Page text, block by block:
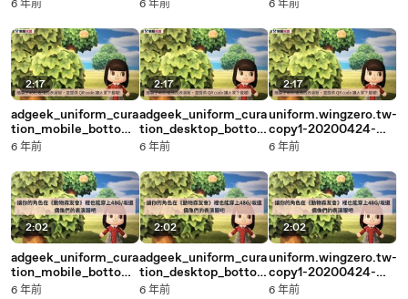
6 年前
2:17
adgeek_uniform_cura
tion_mobile_bottom-
copy1-20200424-
6 年前
2:02
adgeek_uniform_cura
tion_mobile_bottom-
copy1-20200424-
6 年前
6 年前
2:17
adgeek_uniform_cura
tion_desktop_botto
m-copy1-20200424-
6 年前
2:02
adgeek_uniform_cura
tion_desktop_botto
m-copy1-20200424-
6 年前
6 年前
2:17
uniform.wingzero.tw-
copy1-20200424-
23:39
6 年前
2:02
uniform.wingzero.tw-
copy1-20200424-
23:37
6 年前